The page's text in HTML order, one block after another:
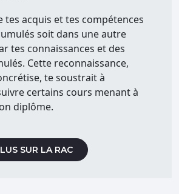
tes acquis et tes compétences
soit dans une autre
tes connaissances et des
Cette reconnaissance,
te soustrait à
certains cours menant à
diplôme.
SUR LA RAC